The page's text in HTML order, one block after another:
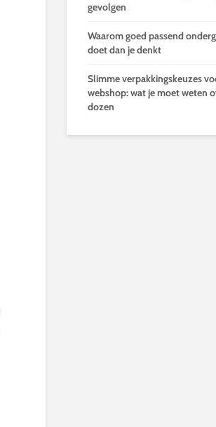
gevolgen
Waarom goed passend
doet dan je denkt
Slimme verpakkingskeuzes
webshop: wat je moet weten
dozen